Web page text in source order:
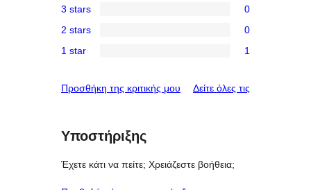
star
reviews
4-
star
reviews
3-
star
3 stars 0
2-
reviews
2 stars 0
star
1 star 1
Προσθήκη της κριτικής μου Δείτε όλες τις
Υποστήριξης
Έχετε κάτι να πείτε; Χρειάζεστε βοήθεια;